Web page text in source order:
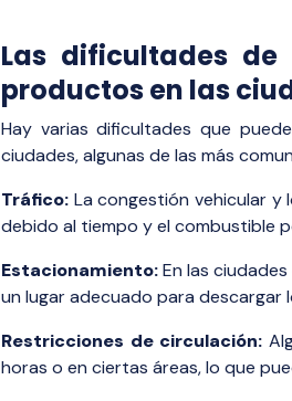
Las dificultades
productos en las
Hay varias dificultades que
ciudades, algunas de las más
Tráfico: La congestión vehicular
debido al tiempo y el combustible
Estacionamiento:En las
un lugar adecuado para
Restricciones de circulación:
horas o en ciertas áreas, lo que